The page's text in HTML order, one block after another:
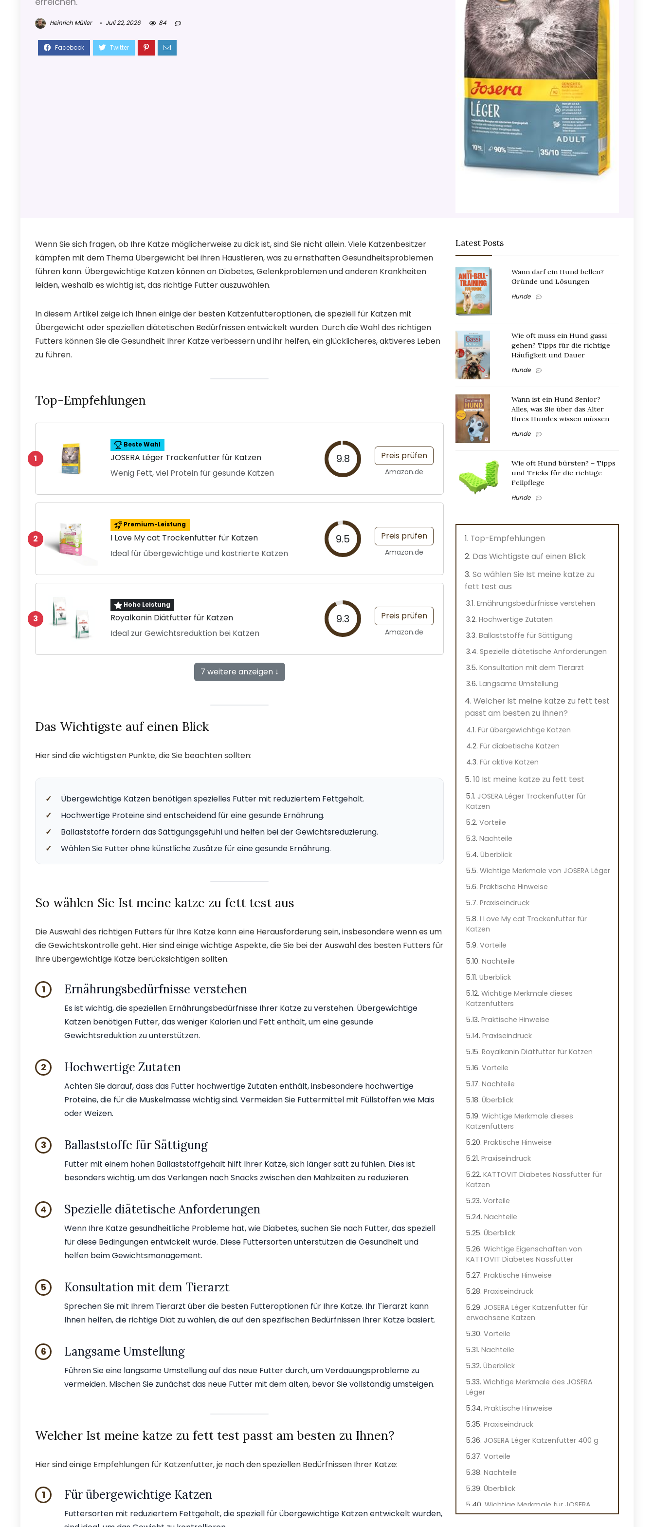
Heinrich Müller Juli 22, 2026 84
Wenn Sie sich fragen, ob Ihre Katze möglicherweise zu dick ist, sind Sie nicht allein. Viele Katzenbesitzer
kämpfen mit dem Thema Übergewicht bei ihren Haustieren, was zu ernsthaften Gesundheitsproblemen
führen kann. Übergewichtige Katzen können an Diabetes, Gelenkproblemen und anderen Krankheiten
leiden, weshalb es wichtig ist, das richtige Futter auszuwählen.
In diesem Artikel zeige ich Ihnen einige der besten Katzenfutteroptionen, die speziell für Katzen mit
Übergewicht oder speziellen diätetischen Bedürfnissen entwickelt wurden. Durch die Wahl des richtigen
Futters können Sie die Gesundheit Ihrer Katze verbessern und ihr helfen, ein glücklicheres, aktiveres Leben
zu führen.
Top-Empfehlungen
1
Beste Wahl
JOSERA Léger Trockenfutter für Katzen
Wenig Fett, viel Protein für gesunde Katzen
9.8 Preis prüfen
Amazon.de
2
Premium-Leistung
I Love My cat Trockenfutter für Katzen
Ideal für übergewichtige und kastrierte Katzen
9.5 Preis prüfen
Amazon.de
3
Hohe Leistung
Royalkanin Diätfutter für Katzen
Ideal zur Gewichtsreduktion bei Katzen
9.3 Preis prüfen
Amazon.de
7 weitere anzeigen ↓
Das Wichtigste auf einen Blick
Hier sind die wichtigsten Punkte, die Sie beachten sollten:
✓
Übergewichtige Katzen benötigen spezielles Futter mit reduziertem Fettgehalt.
✓
Hochwertige Proteine sind entscheidend für eine gesunde Ernährung.
✓
Ballaststoffe fördern das Sättigungsgefühl und helfen bei der Gewichtsreduzierung.
✓
Wählen Sie Futter ohne künstliche Zusätze für eine gesunde Ernährung.
So wählen Sie Ist meine katze zu fett test aus
Die Auswahl des richtigen Futters für Ihre Katze kann eine Herausforderung sein, insbesondere wenn es um
die Gewichtskontrolle geht. Hier sind einige wichtige Aspekte, die Sie bei der Auswahl des besten Futters für
Ihre übergewichtige Katze berücksichtigen sollten.
1 Ernährungsbedürfnisse verstehen
Es ist wichtig, die speziellen Ernährungsbedürfnisse Ihrer Katze zu verstehen. Übergewichtige
Katzen benötigen Futter, das weniger Kalorien und Fett enthält, um eine gesunde
Gewichtsreduktion zu unterstützen.
2 Hochwertige Zutaten
Achten Sie darauf, dass das Futter hochwertige Zutaten enthält, insbesondere hochwertige
Proteine, die für die Muskelmasse wichtig sind. Vermeiden Sie Futtermittel mit Füllstoffen wie Mais
oder Weizen.
3 Ballaststoffe für Sättigung
Futter mit einem hohen Ballaststoffgehalt hilft Ihrer Katze, sich länger satt zu fühlen. Dies ist
besonders wichtig, um das Verlangen nach Snacks zwischen den Mahlzeiten zu reduzieren.
4 Spezielle diätetische Anforderungen
Wenn Ihre Katze gesundheitliche Probleme hat, wie Diabetes, suchen Sie nach Futter, das speziell
für diese Bedingungen entwickelt wurde. Diese Futtersorten unterstützen die Gesundheit und
helfen beim Gewichtsmanagement.
5 Konsultation mit dem Tierarzt
Sprechen Sie mit Ihrem Tierarzt über die besten Futteroptionen für Ihre Katze. Ihr Tierarzt kann
Ihnen helfen, die richtige Diät zu wählen, die auf den spezifischen Bedürfnissen Ihrer Katze basiert.
6 Langsame Umstellung
Führen Sie eine langsame Umstellung auf das neue Futter durch, um Verdauungsprobleme zu
vermeiden. Mischen Sie zunächst das neue Futter mit dem alten, bevor Sie vollständig umsteigen.
Welcher Ist meine katze zu fett test passt am besten zu Ihnen?
Hier sind einige Empfehlungen für Katzenfutter, je nach den speziellen Bedürfnissen Ihrer Katze:
1 Für übergewichtige Katzen
Futtersorten mit reduziertem Fettgehalt, die speziell für übergewichtige Katzen entwickelt wurden,
Latest Posts
Wann darf ein Hund bellen?
Gründe und Lösungen
Hunde
Wie oft muss ein Hund gassi
gehen? Tipps für die richtige
Häufigkeit und Dauer
Hunde
Wann ist ein Hund Senior?
Alles, was Sie über das Alter
Ihres Hundes wissen müssen
Hunde
Wie oft Hund bürsten? – Tipps
und Tricks für die richtige
Fellpflege
Hunde
Top-Empfehlungen
Das Wichtigste auf einen Blick
So wählen Sie Ist meine katze zu
fett test aus
Ernährungsbedürfnisse verstehen
Hochwertige Zutaten
Ballaststoffe für Sättigung
Spezielle diätetische Anforderungen
Konsultation mit dem Tierarzt
Langsame Umstellung
Welcher Ist meine katze zu fett test
passt am besten zu Ihnen?
Für übergewichtige Katzen
Für diabetische Katzen
Für aktive Katzen
10 Ist meine katze zu fett test
JOSERA Léger Trockenfutter für
Katzen
Vorteile
Nachteile
Überblick
Wichtige Merkmale von JOSERA Léger
Praktische Hinweise
Praxiseindruck
I Love My cat Trockenfutter für
Katzen
Vorteile
Nachteile
Überblick
Wichtige Merkmale dieses
Katzenfutters
Praktische Hinweise
Praxiseindruck
Royalkanin Diätfutter für Katzen
Vorteile
Nachteile
Überblick
Wichtige Merkmale dieses
Katzenfutters
Praktische Hinweise
Praxiseindruck
KATTOVIT Diabetes Nassfutter für
Katzen
Vorteile
Nachteile
Überblick
Wichtige Eigenschaften von
KATTOVIT Diabetes Nassfutter
Praktische Hinweise
Praxiseindruck
JOSERA Léger Katzenfutter für
erwachsene Katzen
Vorteile
Nachteile
Überblick
Wichtige Merkmale des JOSERA
Léger
Praktische Hinweise
Praxiseindruck
JOSERA Léger Katzenfutter 400 g
Vorteile
Nachteile
Überblick
Wichtige Merkmale für JOSERA
Léger